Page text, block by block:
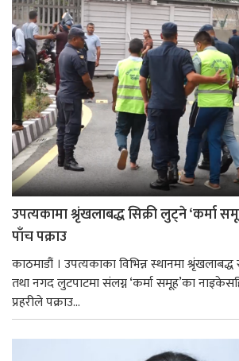
उपत्यकामा श्रृंखलाबद्ध सिक्री लुट्ने ‘कर्मा
पाँच पक्राउ
काठमाडौं । उपत्यकाका विभिन्न स्थानमा
तथा नगद लुटपाटमा संलग्न ‘कर्मा समूह’का
प्रहरीले पक्राउ...